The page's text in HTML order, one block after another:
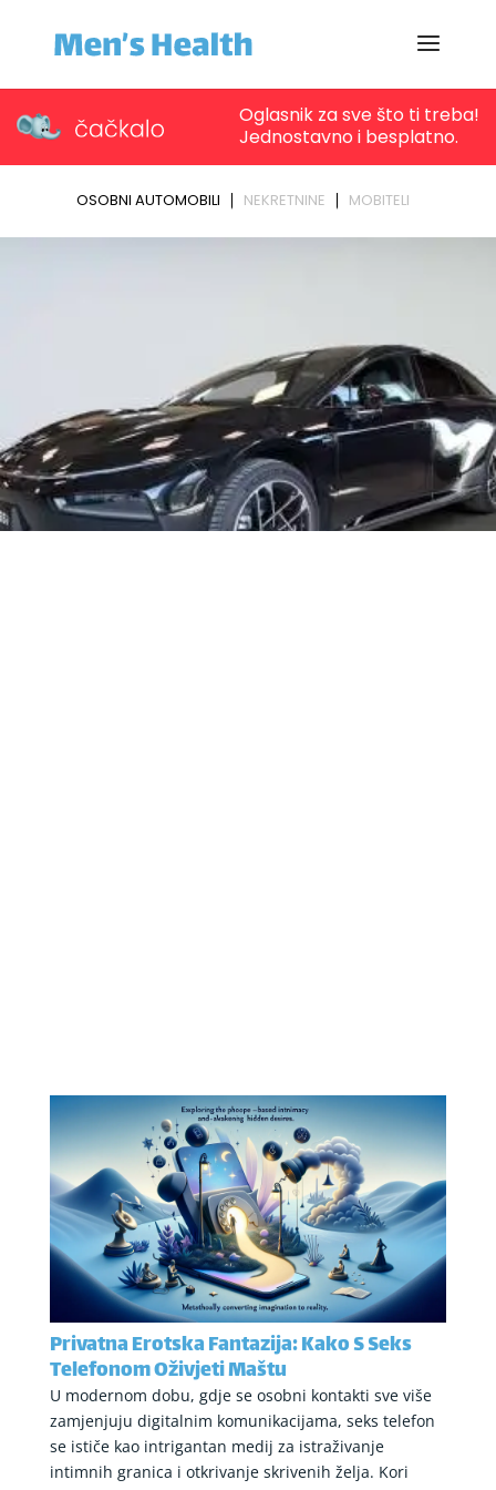
Privatna Erotska Fantazija: Kako S Seks
Telefonom Oživjeti Maštu
U modernom dobu, gdje se osobni kontakti sve više
zamjenjuju digitalnim komunikacijama, seks telefon
se ističe kao intrigantan medij za istraživanje
intimnih granica i otkrivanje skrivenih želja. Kori